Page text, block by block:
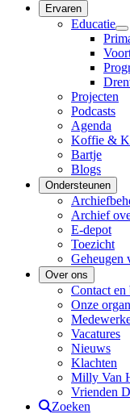
Ervaren
Educatie
Projecten
Podcasts
Agenda
Koffie &
Bartje
Blogs
Ondersteunen
Archief
E-depot
Toezicht
Geheugen
Over ons
Contact en
Onze
Vacatures
Nieuws
Klachten
Milly Van
Vrienden
Zoeken